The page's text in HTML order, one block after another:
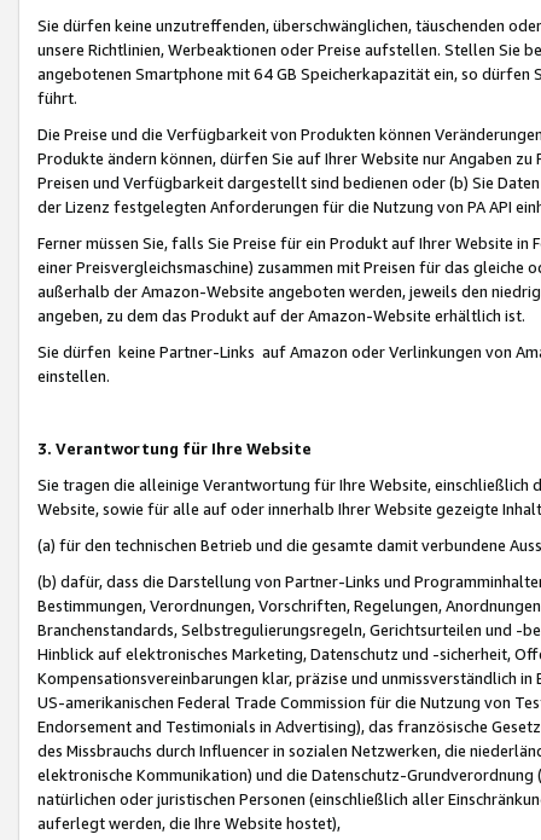
Sie dürfen keine unzutreffenden, überschwänglichen, täuschenden
unsere Richtlinien, Werbeaktionen oder Preise aufstellen. Stellen Sie
angebotenen Smartphone mit 64 GB Speicherkapazität ein, so dürfen
führt.
Die Preise und die Verfügbarkeit von Produkten können
Produkte ändern können, dürfen Sie auf Ihrer Website nur Angaben
Preisen und Verfügbarkeit dargestellt sind bedienen oder (b) Sie
der Lizenz festgelegten Anforderungen für die Nutzung von PA API
Ferner müssen Sie, falls Sie Preise für ein Produkt auf Ihrer Website
einer Preisvergleichsmaschine) zusammen mit Preisen für das
außerhalb der Amazon-Website angeboten werden, jeweils den
angeben, zu dem das Produkt auf der Amazon-Website erhältlich ist.
Sie dürfen keine Partner-Links auf Amazon oder Verlinkungen von
einstellen.
3. Verantwortung für Ihre Website
Sie tragen die alleinige Verantwortung für Ihre Website,
Website, sowie für alle auf oder innerhalb Ihrer Website gezeigte
(a) für den technischen Betrieb und die gesamte damit verbundene
(b) dafür, dass die Darstellung von Partner-Links und
Bestimmungen, Verordnungen, Vorschriften, Regelungen,
Branchenstandards, Selbstregulierungsregeln, Gerichtsurteilen und -
Hinblick auf elektronisches Marketing, Datenschutz und -sicherheit,
Kompensationsvereinbarungen klar, präzise und unmissverständlich
US-amerikanischen Federal Trade Commission für die Nutzung von
Endorsement and Testimonials in Advertising), das französische
des Missbrauchs durch Influencer in sozialen Netzwerken, die
elektronische Kommunikation) und die Datenschutz-
natürlichen oder juristischen Personen (einschließlich aller
auferlegt werden, die Ihre Website hostet),